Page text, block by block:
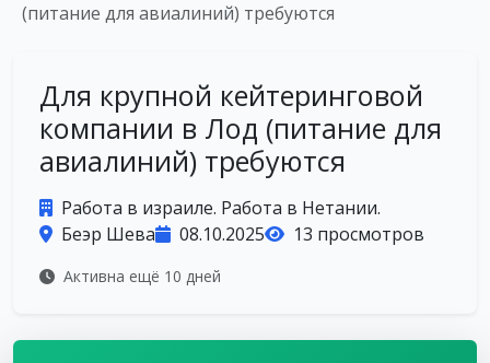
(питание для авиалиний) требуются
Для крупной кейтеринговой
компании в Лод (питание для
авиалиний) требуются
Работа в израиле. Работа в Нетании.
Беэр Шева
08.10.2025 13 просмотров
Активна ещё 10 дней